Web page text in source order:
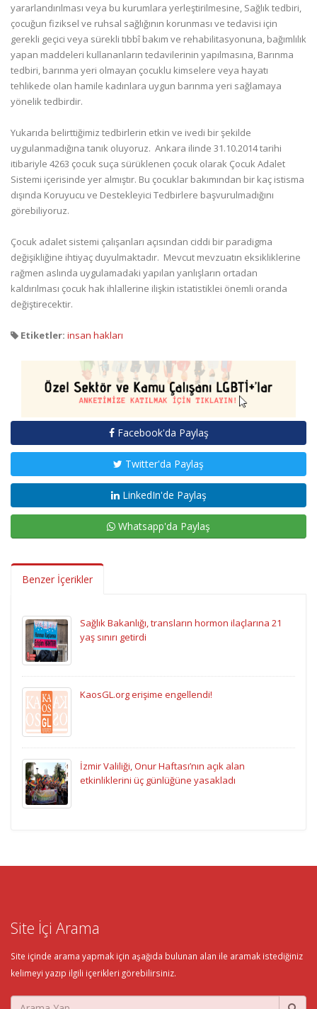
yararlandırılması veya bu kurumlara yerleştirilmesine, Sağlık tedbiri,
çocuğun fiziksel ve ruhsal sağlığının korunması ve tedavisi için
gerekli geçici veya sürekli tıbbî bakım ve rehabilitasyonuna, bağımlılık
yapan maddeleri kullananların tedavilerinin yapılmasına, Barınma
tedbiri, barınma yeri olmayan çocuklu kimselere veya hayatı
tehlikede olan hamile kadınlara uygun barınma yeri sağlamaya
yönelik tedbirdir.
Yukarıda belirttiğimiz tedbirlerin etkin ve ivedi bir şekilde
uygulanmadığına tanık oluyoruz. Ankara ilinde 31.10.2014 tarihi
itibariyle 4263 çocuk suça sürüklenen çocuk olarak Çocuk Adalet
Sistemi içerisinde yer almıştır. Bu çocuklar bakımından bir kaç istisma
dışında Koruyucu ve Destekleyici Tedbirlere başvurulmadığını
görebiliyoruz.
Çocuk adalet sistemi çalışanları açısından ciddi bir paradigma
değişikliğine ihtiyaç duyulmaktadır. Mevcut mevzuatın eksikliklerine
rağmen aslında uygulamadaki yapılan yanlışların ortadan
kaldırılması çocuk hak ihlallerine ilişkin istatistiklei önemli oranda
değiştirecektir.
Etiketler: insan hakları
Facebook'da Paylaş
Twitter'da Paylaş
LinkedIn'de Paylaş
Whatsapp'da Paylaş
Benzer İçerikler
Sağlık Bakanlığı, transların hormon ilaçlarına 21
yaş sınırı getirdi
KaosGL.org erişime engellendi!
İzmir Valiliği, Onur Haftası’nın açık alan
etkinliklerini üç günlüğüne yasakladı
Site İçi Arama
Site içinde arama yapmak için aşağıda bulunan alan ile aramak istediğiniz
kelimeyi yazıp ilgili içerikleri görebilirsiniz.